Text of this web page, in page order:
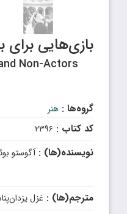
بازی‌هایی برای
Non-Actors
گروه‌ها : هنر
کد کتاب : ۲۳۹۶
نویسنده(ها) :آگوستو
مترجم(ها) : غزل